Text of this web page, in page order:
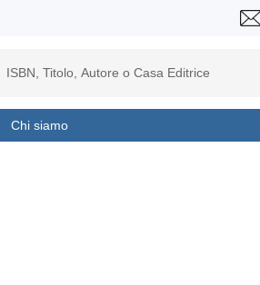
Chi siamo